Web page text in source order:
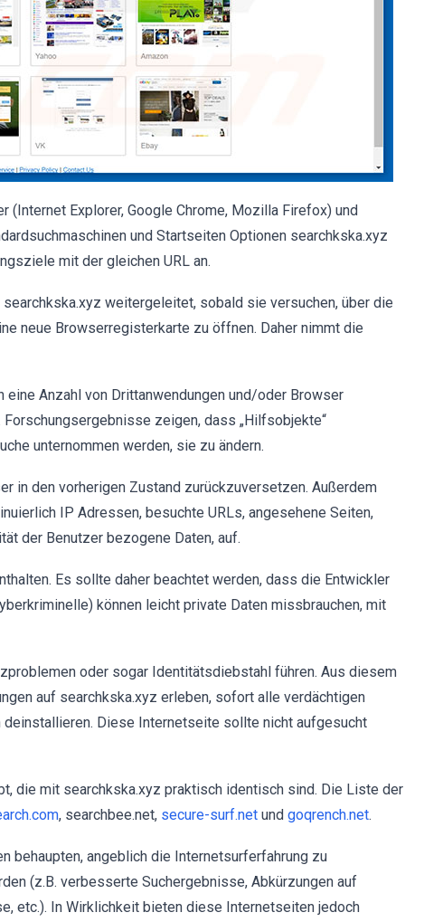
Explorer, Google Chrome, Mozilla Firefox) und
und Startseiten Optionen searchkska.xyz
mit der gleichen URL an.
weitergeleitet, sobald sie versuchen, über die
neue Browserregisterkarte zu öffnen. Daher nimmt die
Anzahl von Drittanwendungen und/oder Browser
zeigen, dass „Hilfsobjekte“
unternommen werden, sie zu ändern.
in den vorherigen Zustand zurückzuversetzen. Außerdem
IP Adressen, besuchte URLs, angesehene Seiten,
der Benutzer bezogene Daten, auf.
Es sollte daher beachtet werden, dass die Entwickler
können leicht private Daten missbrauchen, mit
oder sogar Identitätsdiebstahl führen. Aus diesem
auf searchkska.xyz erleben, sofort alle verdächtigen
Diese Internetseite sollte nicht aufgesucht
die mit searchkska.xyz praktisch identisch sind. Die Liste der
, searchbee.net, secure-surf.net und goqrench.net.
behaupten, angeblich die Internetsurferfahrung zu
(z.B. verbesserte Suchergebnisse, Abkürzungen auf
etc.). In Wirklichkeit bieten diese Internetseiten jedoch